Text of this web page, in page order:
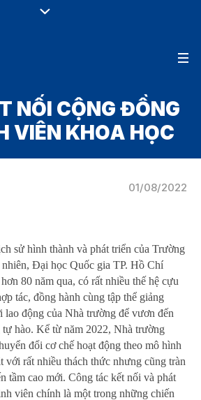
NỐI CỘNG ĐỒNG
VIÊN KHOA HỌC
01/08/2022
sử hình thành và phát triển của Trường
Đại học Quốc gia TP. Hồ Chí
80 năm qua, có rất nhiều thế hệ cựu
tác, đồng hành cùng tập thể giảng
động của Nhà trường để vươn đến
hào. Kể từ năm 2022, Nhà trường
đổi cơ chế hoạt động theo mô hình
với rất nhiều thách thức nhưng cũng tràn
tầm cao mới. Công tác kết nối và phát
viên chính là một trong những chiến